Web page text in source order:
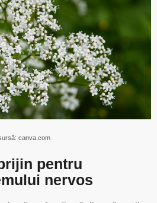
canva.com
pentru
nervos